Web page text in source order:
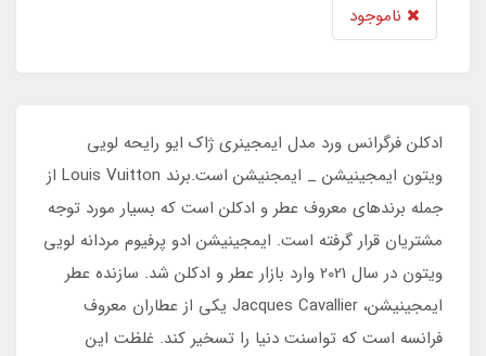
ناموجود
ادکلن فرگرانس ورد مدل ایمجینری ژاک ایو رایحه لویی
ویتون ایمجینیشن _ ایمجنیشن است.برند Louis Vuitton از
جمله برندهای معروف عطر و ادکلن است که بسیار مورد توجه
مشتریان قرار گرفته است. ایمجینیشن ادو پرفیوم مردانه لویی
ویتون در سال 2021 وارد بازار عطر و ادکلن شد. سازنده عطر
ایمجینیشن، Jacques Cavallier یکی از عطاران معروف
فرانسه است که تواسنت دنیا را تسخیر کند. غلظت این